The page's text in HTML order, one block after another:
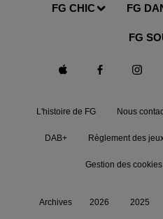
FG CHIC FG
FG
L'histoire de FG Nous
DAB+ Règlement des
Gestion des cookies
Archives 2026 2025